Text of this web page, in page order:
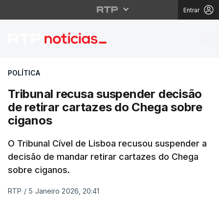
Entrar
Tribunal recusa
POLÍTICA
Tribunal recusa suspender decisão
de retirar cartazes do Chega sobre
ciganos
O Tribunal Cível de Lisboa recusou suspender a
decisão de mandar retirar cartazes do Chega
sobre ciganos.
RTP / 5 Janeiro 2026, 20:41